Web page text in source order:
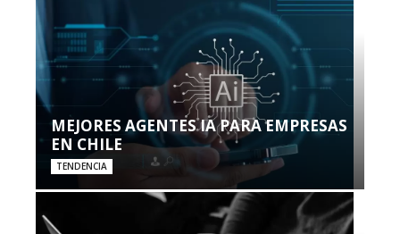
MEJORES AGENTES IA PARA EMPRESAS
EN CHILE
TENDENCIA